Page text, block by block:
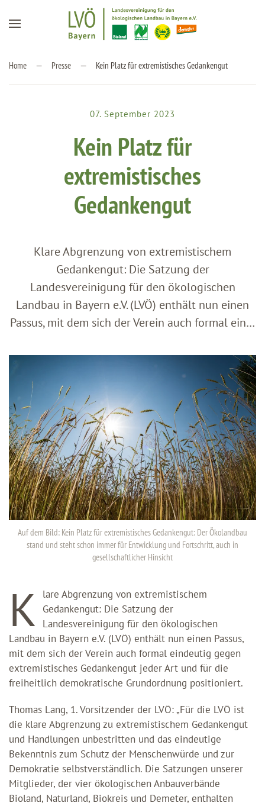
Zum Hauptinhalt springen
Home Presse Kein Platz für extremistisches Gedankengut
07. September 2023
Kein Platz für
extremistisches
Gedankengut
Klare Abgrenzung von extremistischem
Gedankengut: Die Satzung der
Landesvereinigung für den ökologischen
Landbau in Bayern e.V. (LVÖ) enthält nun einen
Passus, mit dem sich der Verein auch formal ein…
Auf dem Bild: Kein Platz für extremistisches Gedankengut: Der Ökolandbau
stand und steht schon immer für Entwicklung und Fortschritt, auch in
gesellschaftlicher Hinsicht
K
lare Abgrenzung von extremistischem
Gedankengut: Die Satzung der
Landesvereinigung für den ökologischen
Landbau in Bayern e.V. (LVÖ) enthält nun einen Passus,
mit dem sich der Verein auch formal eindeutig gegen
extremistisches Gedankengut jeder Art und für die
freiheitlich demokratische Grundordnung positioniert.
Thomas Lang, 1. Vorsitzender der LVÖ: „Für die LVÖ ist
die klare Abgrenzung zu extremistischem Gedankengut
und Handlungen unbestritten und das eindeutige
Bekenntnis zum Schutz der Menschenwürde und zur
Demokratie selbstverständlich. Die Satzungen unserer
Mitglieder, der vier ökologischen Anbauverbände
Bioland, Naturland, Biokreis und Demeter, enthalten